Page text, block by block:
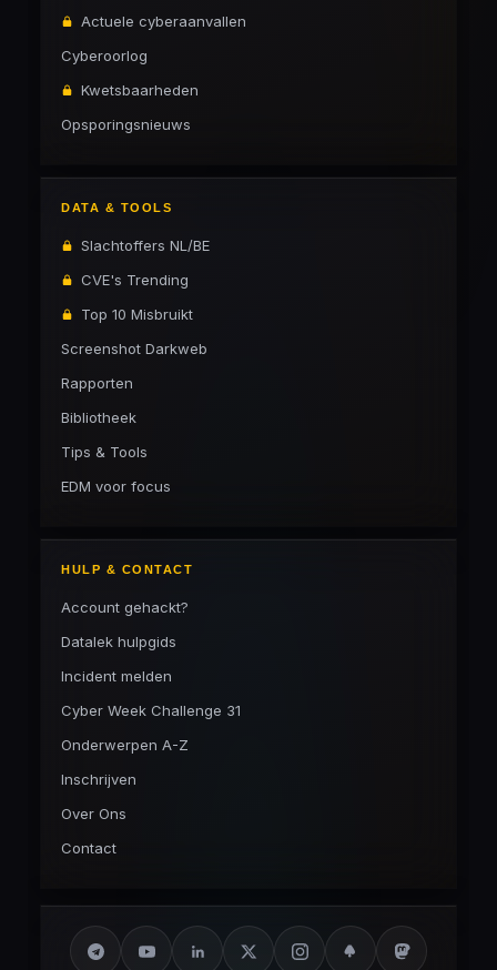
Actuele cyberaanvallen
Cyberoorlog
Kwetsbaarheden
Opsporingsnieuws
DATA & TOOLS
Slachtoffers NL/BE
CVE's Trending
Top 10 Misbruikt
Screenshot Darkweb
Rapporten
Bibliotheek
Tips & Tools
EDM voor focus
HULP & CONTACT
Account gehackt?
Datalek hulpgids
Incident melden
Cyber Week Challenge 31
Onderwerpen A-Z
Inschrijven
Over Ons
Contact